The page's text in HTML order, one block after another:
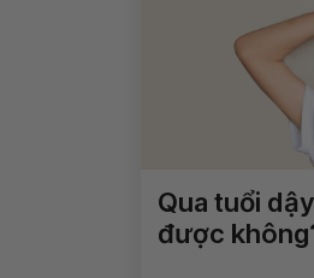
Qua tuổi
được